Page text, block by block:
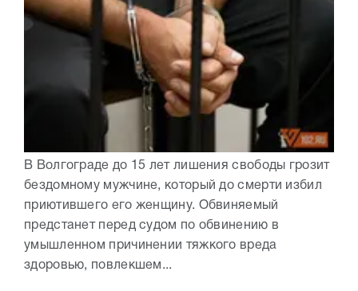
В Волгограде до 15 лет лишения свободы грозит
бездомному мужчине, который до смерти избил
приютившего его женщину. Обвиняемый
предстанет перед судом по обвинению в
умышленном причинении тяжкого вреда
здоровью, повлекшем...